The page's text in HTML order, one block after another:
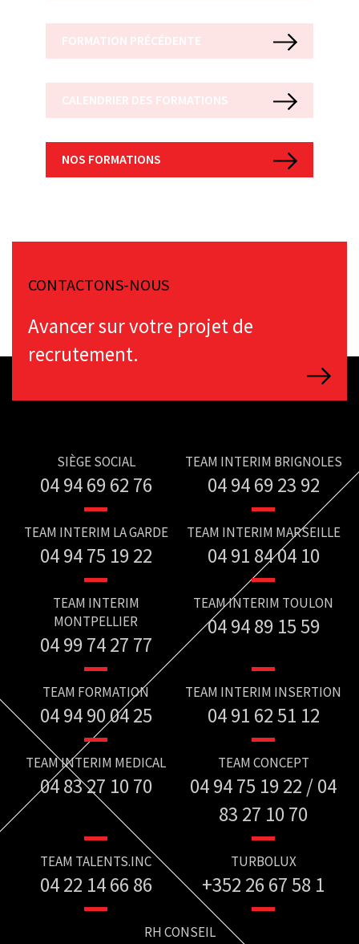
FORMATION PRÉCÉDENTE
CALENDRIER DES FORMATIONS
NOS FORMATIONS
CONTACTONS-NOUS
Avancer sur votre projet de
recrutement.
SIÈGE SOCIAL
04 94 69 62 76
TEAM INTERIM BRIGNOLES
04 94 69 23 92
TEAM INTERIM LA GARDE
04 94 75 19 22
TEAM INTERIM MARSEILLE
04 91 84 04 10
TEAM INTERIM
MONTPELLIER
04 99 74 27 77
TEAM INTERIM TOULON
04 94 89 15 59
TEAM FORMATION
04 94 90 04 25
TEAM INTERIM INSERTION
04 91 62 51 12
TEAM INTERIM MEDICAL
04 83 27 10 70
TEAM CONCEPT
04 94 75 19 22 / 04
83 27 10 70
TEAM TALENTS.INC
04 22 14 66 86
TURBOLUX
+352 26 67 58 1
RH CONSEIL